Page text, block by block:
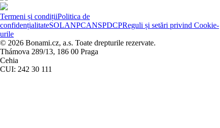
Termeni și condițiiPolitica de
confidențialitateSOLANPCANSPDCPReguli și setări privind Cookie-
urile
© 2026 Bonami.cz, a.s. Toate drepturile rezervate.
Thámova 289/13, 186 00 Praga
Cehia
CUI: 242 30 111